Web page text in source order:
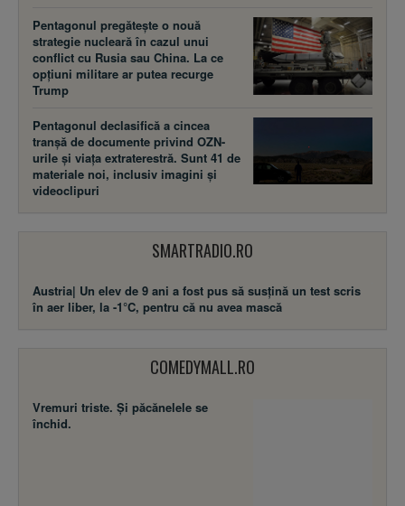
Pentagonul pregătește o nouă
strategie nucleară în cazul unui
conflict cu Rusia sau China. La ce
opțiuni militare ar putea recurge
Trump
Pentagonul declasifică a cincea
tranșă de documente privind OZN-
urile și viața extraterestră. Sunt 41 de
materiale noi, inclusiv imagini și
videoclipuri
SMARTRADIO.RO
Austria| Un elev de 9 ani a fost pus să susţină un test scris
în aer liber, la -1°C, pentru că nu avea mască
COMEDYMALL.RO
Vremuri triste. Şi păcănelele se
închid.